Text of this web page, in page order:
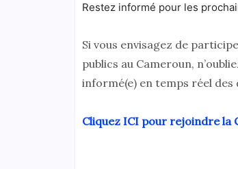
Restez informé pour les
Si vous envisagez de
publics au Cameroun,
informé(e) en temps réel des
Cliquez ICI pour rejoindre la